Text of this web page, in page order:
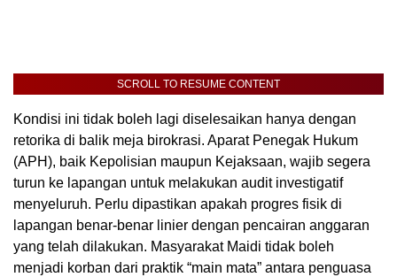
SCROLL TO RESUME CONTENT
Kondisi ini tidak boleh lagi diselesaikan hanya dengan
retorika di balik meja birokrasi. Aparat Penegak Hukum
(APH), baik Kepolisian maupun Kejaksaan, wajib segera
turun ke lapangan untuk melakukan audit investigatif
menyeluruh. Perlu dipastikan apakah progres fisik di
lapangan benar-benar linier dengan pencairan anggaran
yang telah dilakukan. Masyarakat Maidi tidak boleh
menjadi korban dari praktik “main mata” antara penguasa